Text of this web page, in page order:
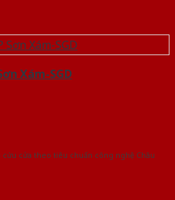
Xám-SGD
cửa theo tiêu chuẩn công nghệ Châu